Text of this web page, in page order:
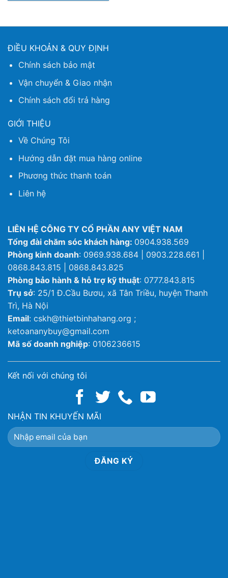
ĐIỀU KHOẢN & QUY ĐỊNH
Chính sách bảo mật
Vận chuyển & Giao nhận
Chính sách đổi trả hàng
GIỚI THIỆU
Về Chúng Tôi
Hướng dẫn đặt mua hàng online
Phương thức thanh toán
Liên hệ
LIÊN HỆ CÔNG TY CỔ PHẦN ANY VIỆT NAM
Tổng đài chăm sóc khách hàng: 0904.938.569
Phòng kinh doanh: 0969.938.684 | 0903.228.661 |
0868.843.815 | 0868.843.825
Phòng bảo hành & hỗ trợ kỹ thuật: 0777.843.815
Trụ sở: 25/1 Đ.Cầu Bươu, xã Tân Triều, huyện Thanh
Trì, Hà Nội
Email: cskh@thietbinhahang.org ;
ketoananybuy@gmail.com
Mã số doanh nghiệp: 0106236615
Kết nối với chúng tôi
NHẬN TIN KHUYẾN MÃI